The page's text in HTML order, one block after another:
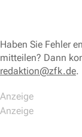
Haben Sie Fehler
mitteilen? Dann
redaktion@zfk.de.